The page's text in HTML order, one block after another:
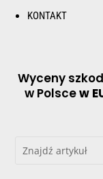
KONTAKT
Wyceny
w Polscew